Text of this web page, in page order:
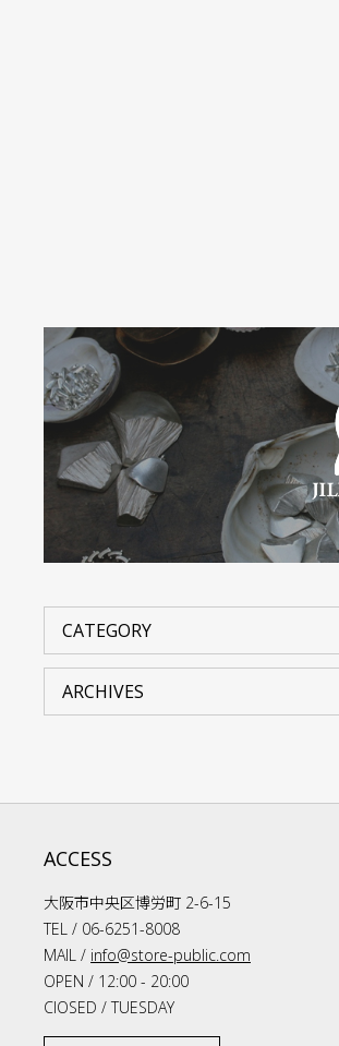
ACCESS
大阪市中央区博労町 2-6-15
TEL / 06-6251-8008
MAIL / info@store-public.com
OPEN / 12:00 - 20:00
ClOSED / TUESDAY